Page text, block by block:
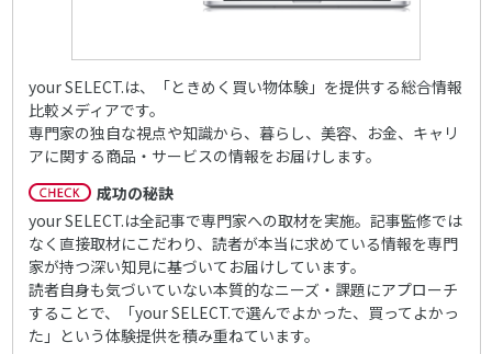
your SELECT.は、「ときめく買い物体験」を提供する総合情報
比較メディアです。
専門家の独自な視点や知識から、暮らし、美容、お金、キャリ
アに関する商品・サービスの情報をお届けします。
成功の秘訣
your SELECT.は全記事で専門家への取材を実施。記事監修では
なく直接取材にこだわり、読者が本当に求めている情報を専門
家が持つ深い知見に基づいてお届けしています。
読者自身も気づいていない本質的なニーズ・課題にアプローチ
することで、「your SELECT.で選んでよかった、買ってよかっ
た」という体験提供を積み重ねています。